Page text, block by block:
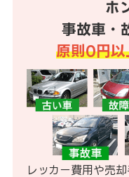
ホ
事故車・
原則0円以
レッカー費用や売